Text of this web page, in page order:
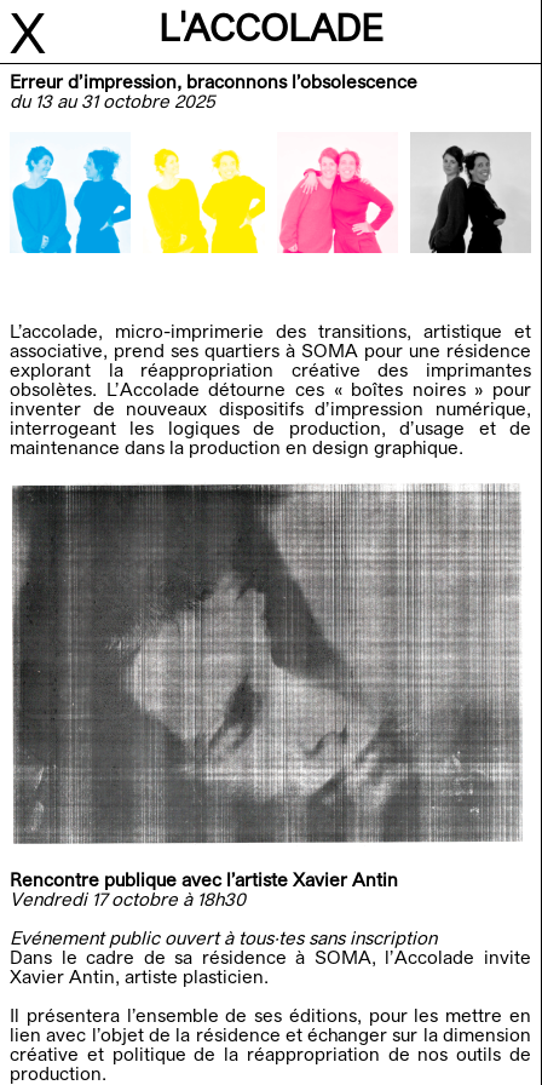
R I V
R
ARTISTES RÉSIDENT.E.S
ÉVÈNEMENTS
ARTISTES-RÉSIDENT.E.S SOMA 2025-2026
GILLES DESPLANQUES
09.07-15.08
À L'ATTENTION : FOCUS NOÉMIE
MONIER
07.03-13.03
Noémie MONIER - Antoine PROUX -
Manon VILA
DU 23.02 - 13.03
ROMY ALIZÉE & VIVIAN ALLARD
04.02.26
MATHILDE MONFREUX (pratiques et
ateliers)
25.11 - 21.12
L'ACCOLADE
13-31.10
PAUL GARCIN / LÉA PUISSANT
22.09- 12.10
DAVID ORTSMAN
30.08-13.09
X L'ACCOLADE
Erreur d’impression, braconnons l’obsolescence
du 13 au 31 octobre 2025
L’accolade, micro-imprimerie des transitions, artistique et
associative, prend ses quartiers à SOMA pour une résidence
explorant la réappropriation créative des imprimantes
obsolètes. L’Accolade détourne ces « boîtes noires » pour
inventer de nouveaux dispositifs d’impression numérique,
interrogeant les logiques de production, d’usage et de
maintenance dans la production en design graphique.
Rencontre publique avec l’artiste Xavier Antin
Vendredi 17 octobre à 18h30
Evénement public ouvert à tous·tes sans inscription
Dans le cadre de sa résidence à SOMA, l’Accolade invite
Xavier Antin, artiste plasticien.
Il présentera l’ensemble de ses éditions, pour les mettre en
lien avec l’objet de la résidence et échanger sur la dimension
créative et politique de la réappropriation de nos outils de
production.
EN